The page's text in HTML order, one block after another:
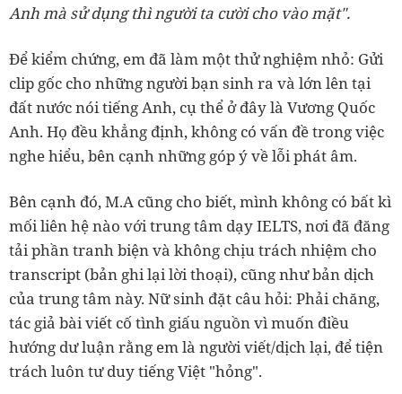
Anh mà sử dụng thì người ta cười cho vào mặt".
Để kiểm chứng, em đã làm một thử nghiệm nhỏ: Gửi
clip gốc cho những người bạn sinh ra và lớn lên tại
đất nước nói tiếng Anh, cụ thể ở đây là Vương Quốc
Anh. Họ đều khẳng định, không có vấn đề trong việc
nghe hiểu, bên cạnh những góp ý về lỗi phát âm.
Bên cạnh đó, M.A cũng cho biết, mình không có bất kì
mối liên hệ nào với trung tâm dạy IELTS, nơi đã đăng
tải phần tranh biện và không chịu trách nhiệm cho
transcript (bản ghi lại lời thoại), cũng như bản dịch
của trung tâm này. Nữ sinh đặt câu hỏi: Phải chăng,
tác giả bài viết cố tình giấu nguồn vì muốn điều
hướng dư luận rằng em là người viết/dịch lại, để tiện
trách luôn tư duy tiếng Việt "hỏng".